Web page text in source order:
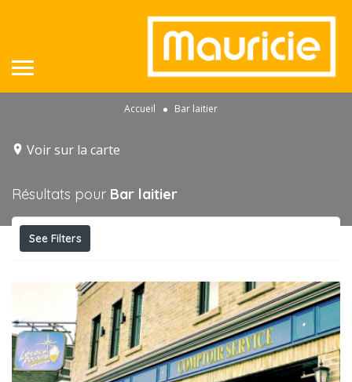
Accueil Bar laitier
Voir sur la carte
Résultats pour Bar laitier
See Filters